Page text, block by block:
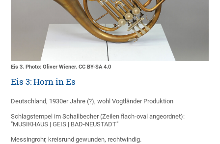
Eis 3. Photo: Oliver Wiener. CC BY-SA 4.0
Eis 3: Horn in Es
Deutschland, 1930er Jahre (?), wohl Vogtländer Produktion
Schlagstempel im Schallbecher (Zeilen flach-oval angeordnet):
"MUSIKHAUS | GEIS | BAD-NEUSTADT"
Messingrohr, kreisrund gewunden, rechtwindig.